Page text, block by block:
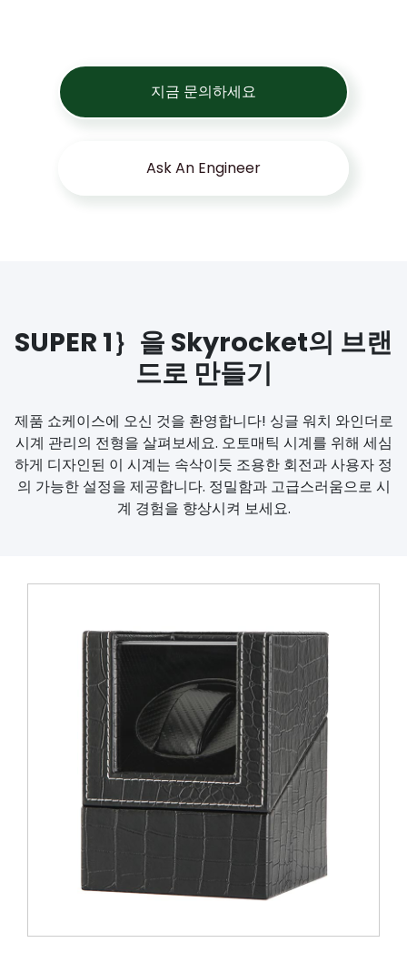
지금 문의하세요
Ask An Engineer
SUPER 1｝을 Skyrocket의 브랜
드로 만들기
제품 쇼케이스에 오신 것을 환영합니다! 싱글 워치 와인더로
시계 관리의 전형을 살펴보세요. 오토매틱 시계를 위해 세심
하게 디자인된 이 시계는 속삭이듯 조용한 회전과 사용자 정
의 가능한 설정을 제공합니다. 정밀함과 고급스러움으로 시
계 경험을 향상시켜 보세요.